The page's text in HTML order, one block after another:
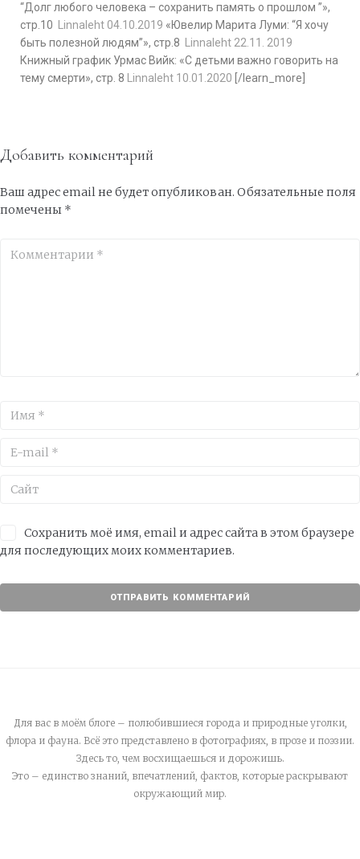
“Долг любого человека – сохранить память о прошлом ”»,
стр.10
Linnaleht 04.10.2019 «Ювелир Марита Луми: “Я хочу
быть полезной людям”», стр.8
Linnaleht 22.11. 2019
Книжный график Урмас Вийк: «С детьми важно говорить на
тему смерти», стр. 8
Linnaleht 10.01.2020 [/learn_more]
Добавить комментарий
Ваш адрес email не будет опубликован. Обязательные поля
помечены *
Сохранить моё имя, email и адрес сайта в этом браузере
для последующих моих комментариев.
Для вас в моём блоге – полюбившиеся города и природные уголки,
флора и фауна. Всё это представлено в фотографиях, в прозе и поэзии.
Здесь то, чем восхищаешься и дорожишь.
Это – единство знаний, впечатлений, фактов, которые раскрывают
окружающий мир.